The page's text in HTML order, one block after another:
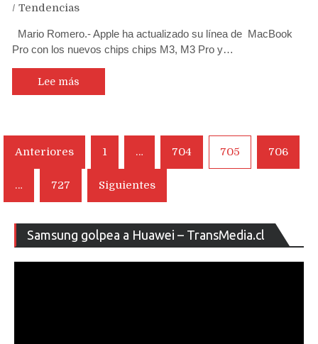
/ Tendencias
Mario Romero.- Apple ha actualizado su línea de MacBook
Pro con los nuevos chips chips M3, M3 Pro y…
Lee más
Navegación
entradas
Anteriores 1 … 704 705 706
… 727 Siguientes
Samsung golpea a Huawei – TransMedia.cl
de